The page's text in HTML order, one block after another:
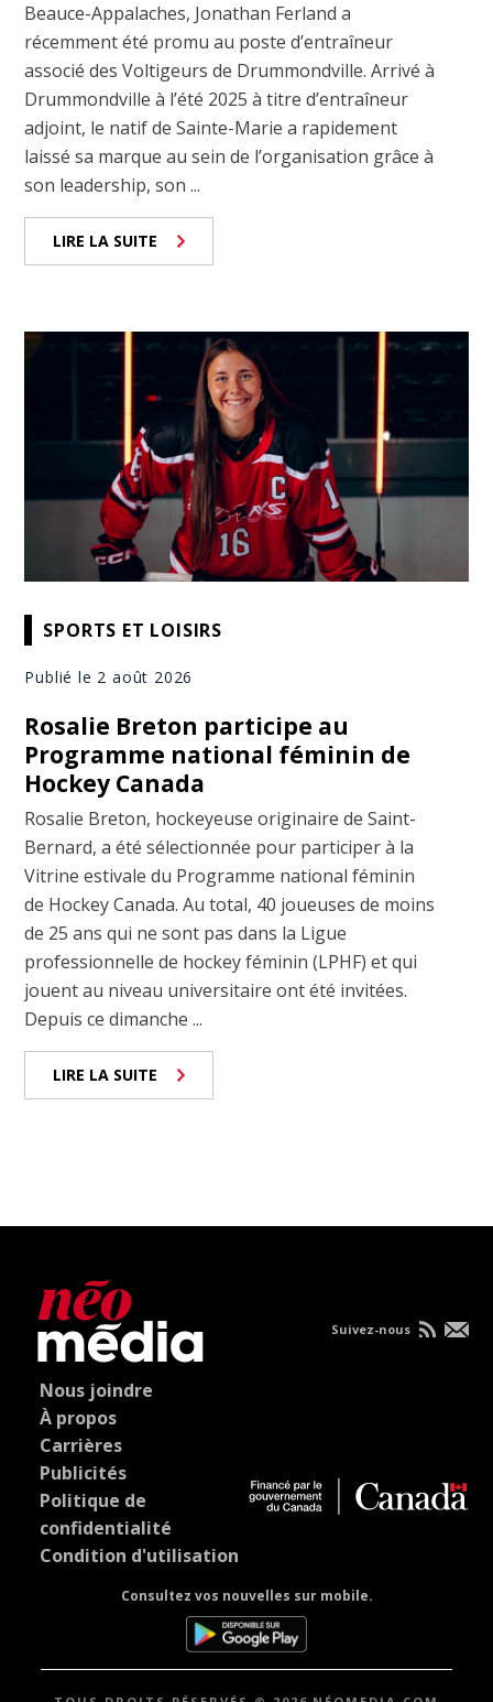
Beauce-Appalaches, Jonathan Ferland a
récemment été promu au poste d’entraîneur
associé des Voltigeurs de Drummondville. Arrivé à
Drummondville à l’été 2025 à titre d’entraîneur
adjoint, le natif de Sainte-Marie a rapidement
laissé sa marque au sein de l’organisation grâce à
son leadership, son ...
LIRE LA SUITE
SPORTS ET LOISIRS
Publié le 2 août 2026
Rosalie Breton participe au
Programme national féminin de
Hockey Canada
Rosalie Breton, hockeyeuse originaire de Saint-
Bernard, a été sélectionnée pour participer à la
Vitrine estivale du Programme national féminin
de Hockey Canada. Au total, 40 joueuses de moins
de 25 ans qui ne sont pas dans la Ligue
professionnelle de hockey féminin (LPHF) et qui
jouent au niveau universitaire ont été invitées.
Depuis ce dimanche ...
LIRE LA SUITE
Nous joindre
À propos
Carrières
Publicités
Politique de
confidentialité
Condition d'utilisation
Consultez vos nouvelles sur mobile.
Suivez-nous